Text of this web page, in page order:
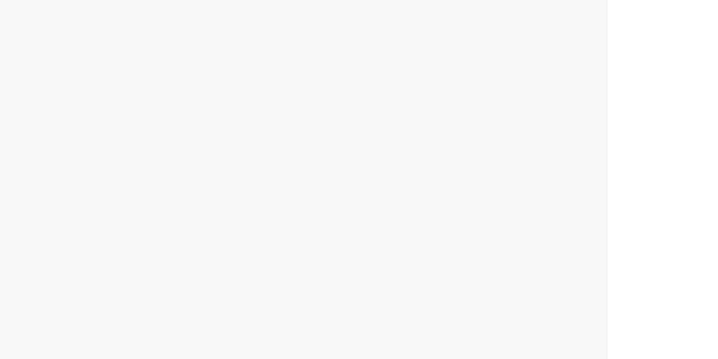
pour les auxiliaires
au colza
de services en grandes cultures
de services en grandes cultures
total de la vigne
de services en viticulture et en arboriculture
de services en cultures légumières